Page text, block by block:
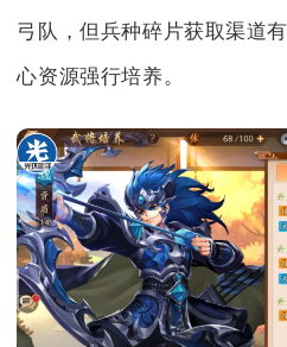
弓队，但兵种碎片获取渠道
心资源强行培养。